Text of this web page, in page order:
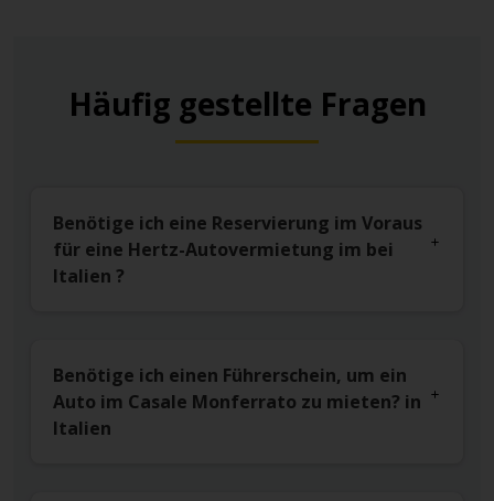
Häufig gestellte Fragen
Benötige ich eine Reservierung im Voraus
für eine Hertz-Autovermietung im bei
Italien ?
Benötige ich einen Führerschein, um ein
Auto im Casale Monferrato zu mieten? in
Italien